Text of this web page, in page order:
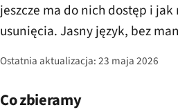
jeszcze ma do nich dostęp i jak
usunięcia. Jasny język, bez
Ostatnia aktualizacja:23 maja 2026
Co zbieramy